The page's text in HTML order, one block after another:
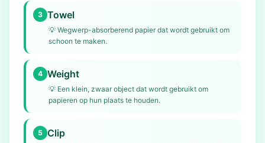
3 Towel
💡 Wegwerp-absorberend papier dat wordt gebruikt om
schoon te maken.
4 Weight
💡 Een klein, zwaar object dat wordt gebruikt om
papieren op hun plaats te houden.
5 Clip